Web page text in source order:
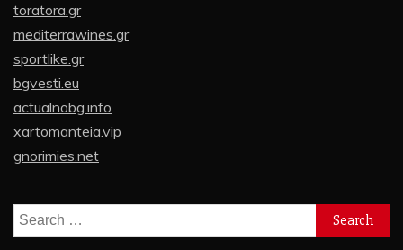
toratora.gr
mediterrawines.gr
sportlike.gr
bgvesti.eu
actualnobg.info
xartomanteia.vip
gnorimies.net
Search
for: